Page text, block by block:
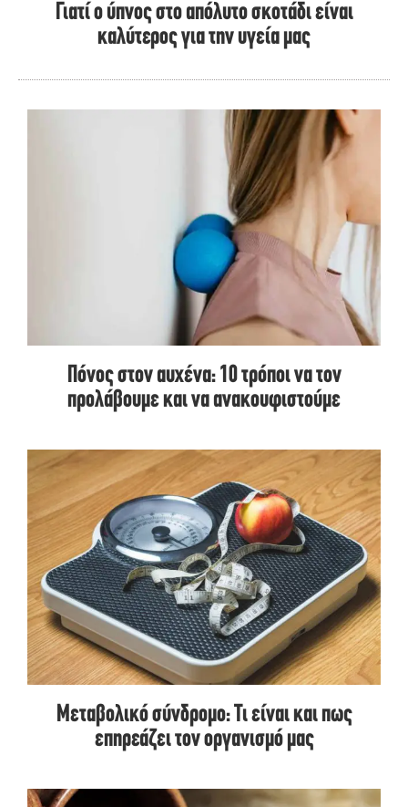
Γιατί ο ύπνος στο απόλυτο σκοτάδι είναι
καλύτερος για την υγεία μας
Πόνος στον αυχένα: 10 τρόποι να τον
προλάβουμε και να ανακουφιστούμε
Μεταβολικό σύνδρομο: Τι είναι και πως
επηρεάζει τον οργανισμό μας